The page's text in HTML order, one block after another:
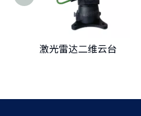
激光雷达二维云台